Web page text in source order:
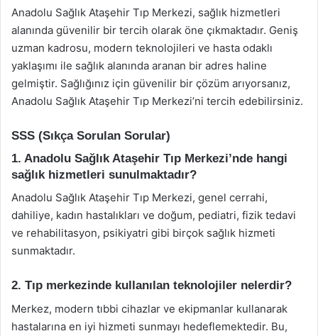
Anadolu Sağlık Ataşehir Tıp Merkezi, sağlık hizmetleri
alanında güvenilir bir tercih olarak öne çıkmaktadır. Geniş
uzman kadrosu, modern teknolojileri ve hasta odaklı
yaklaşımı ile sağlık alanında aranan bir adres haline
gelmiştir. Sağlığınız için güvenilir bir çözüm arıyorsanız,
Anadolu Sağlık Ataşehir Tıp Merkezi’ni tercih edebilirsiniz.
SSS (Sıkça Sorulan Sorular)
1. Anadolu Sağlık Ataşehir Tıp Merkezi’nde hangi
sağlık hizmetleri sunulmaktadır?
Anadolu Sağlık Ataşehir Tıp Merkezi, genel cerrahi,
dahiliye, kadın hastalıkları ve doğum, pediatri, fizik tedavi
ve rehabilitasyon, psikiyatri gibi birçok sağlık hizmeti
sunmaktadır.
2. Tıp merkezinde kullanılan teknolojiler nelerdir?
Merkez, modern tıbbi cihazlar ve ekipmanlar kullanarak
hastalarına en iyi hizmeti sunmayı hedeflemektedir. Bu,